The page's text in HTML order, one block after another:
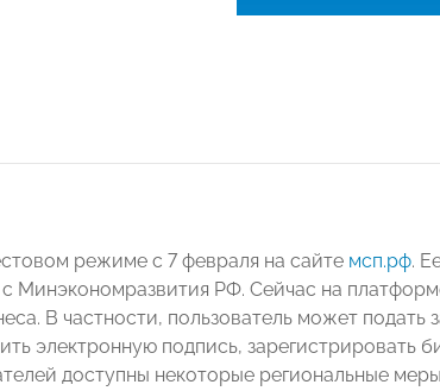
режиме с 7 февраля на сайте мсп.рф.
Минэкономразвития РФ. Сейчас на
В частности, пользователь может подать
электронную подпись, зарегистрировать
доступны некоторые региональные